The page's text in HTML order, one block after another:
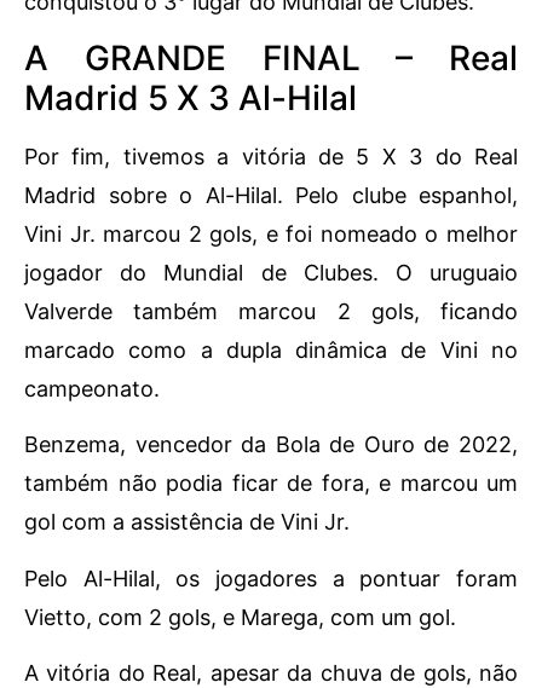
A GRANDE FINAL – Real
Madrid 5 X 3 Al-Hilal
Por fim, tivemos a vitória de 5 X 3 do Real
Madrid sobre o Al-Hilal. Pelo clube espanhol,
Vini Jr. marcou 2 gols, e foi nomeado o melhor
jogador do Mundial de Clubes. O uruguaio
Valverde também marcou 2 gols, ficando
marcado como a dupla dinâmica de Vini no
campeonato.
Benzema, vencedor da Bola de Ouro de 2022,
também não podia ficar de fora, e marcou um
gol com a assistência de Vini Jr.
Pelo Al-Hilal, os jogadores a pontuar foram
Vietto, com 2 gols, e Marega, com um gol.
A vitória do Real, apesar da chuva de gols, não